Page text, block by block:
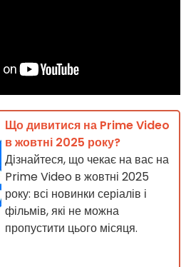
Що дивитися на Prime Video
в жовтні 2025 року?
Дізнайтеся, що чекає на вас на
Prime Video в жовтні 2025
року: всі новинки серіалів і
фільмів, які не можна
пропустити цього місяця.